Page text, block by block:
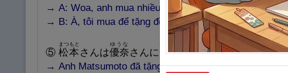
→ A: Woa, anh mua nhiều quà nhỉ.
→ B: À, tôi mua để tặng đồng nghiệp trong công ty đấy.
⑤ 松本
まつもと
さんは優奈
ゆうな
さんに傘
かさ
をあげました。
→ Anh Matsumoto đã tặng chị Yuna một chiếc ô.